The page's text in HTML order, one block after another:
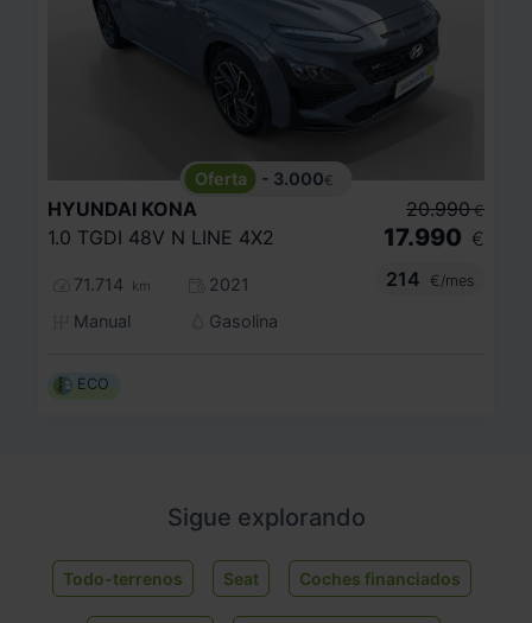
- 3.000€
HYUNDAI KONA
1.0 TGDI 48V N LINE 4X2
71.714 km
2021
Manual
Gasolina
20.990 €
17.990 €
214
€/mes
ECO
Sigue explorando
Todo-terrenos Seat Coches financiados